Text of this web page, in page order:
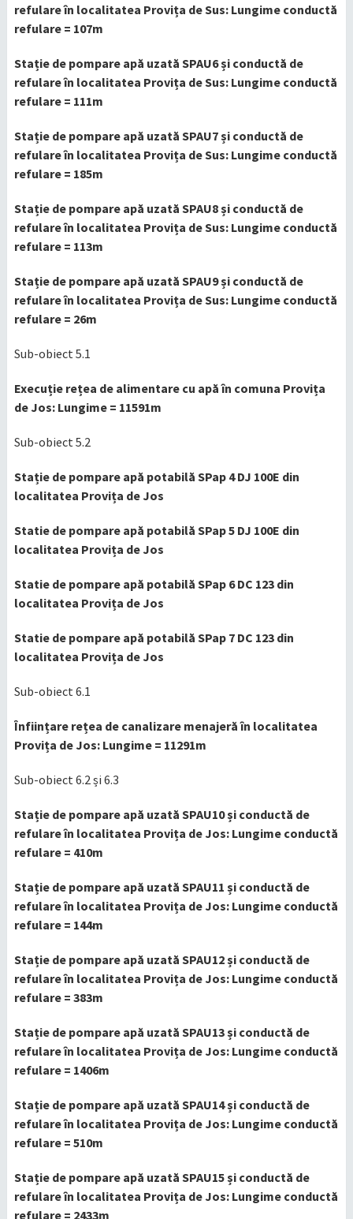
refulare în localitatea Provița de Sus: Lungime conductă
refulare = 107m
Stație de pompare apă uzată SPAU6 și conductă de
refulare în localitatea Provița de Sus: Lungime conductă
refulare = 111m
Stație de pompare apă uzată SPAU7 și conductă de
refulare în localitatea Provița de Sus: Lungime conductă
refulare = 185m
Stație de pompare apă uzată SPAU8 și conductă de
refulare în localitatea Provița de Sus: Lungime conductă
refulare = 113m
Stație de pompare apă uzată SPAU9 și conductă de
refulare în localitatea Provița de Sus: Lungime conductă
refulare = 26m
Sub-obiect 5.1
Execuție rețea de alimentare cu apă în comuna Provița
de Jos: Lungime = 11591m
Sub-obiect 5.2
Stație de pompare apă potabilă SPap 4 DJ 100E din
localitatea Provița de Jos
Statie de pompare apă potabilă SPap 5 DJ 100E din
localitatea Provița de Jos
Statie de pompare apă potabilă SPap 6 DC 123 din
localitatea Provița de Jos
Statie de pompare apă potabilă SPap 7 DC 123 din
localitatea Provița de Jos
Sub-obiect 6.1
Înființare rețea de canalizare menajeră în localitatea
Provița de Jos: Lungime = 11291m
Sub-obiect 6.2 și 6.3
Stație de pompare apă uzată SPAU10 și conductă de
refulare în localitatea Provița de Jos: Lungime conductă
refulare = 410m
Stație de pompare apă uzată SPAU11 și conductă de
refulare în localitatea Provița de Jos: Lungime conductă
refulare = 144m
Stație de pompare apă uzată SPAU12 și conductă de
refulare în localitatea Provița de Jos: Lungime conductă
refulare = 383m
Stație de pompare apă uzată SPAU13 și conductă de
refulare în localitatea Provița de Jos: Lungime conductă
refulare = 1406m
Stație de pompare apă uzată SPAU14 și conductă de
refulare în localitatea Provița de Jos: Lungime conductă
refulare = 510m
Stație de pompare apă uzată SPAU15 și conductă de
refulare în localitatea Provița de Jos: Lungime conductă
refulare = 2433m